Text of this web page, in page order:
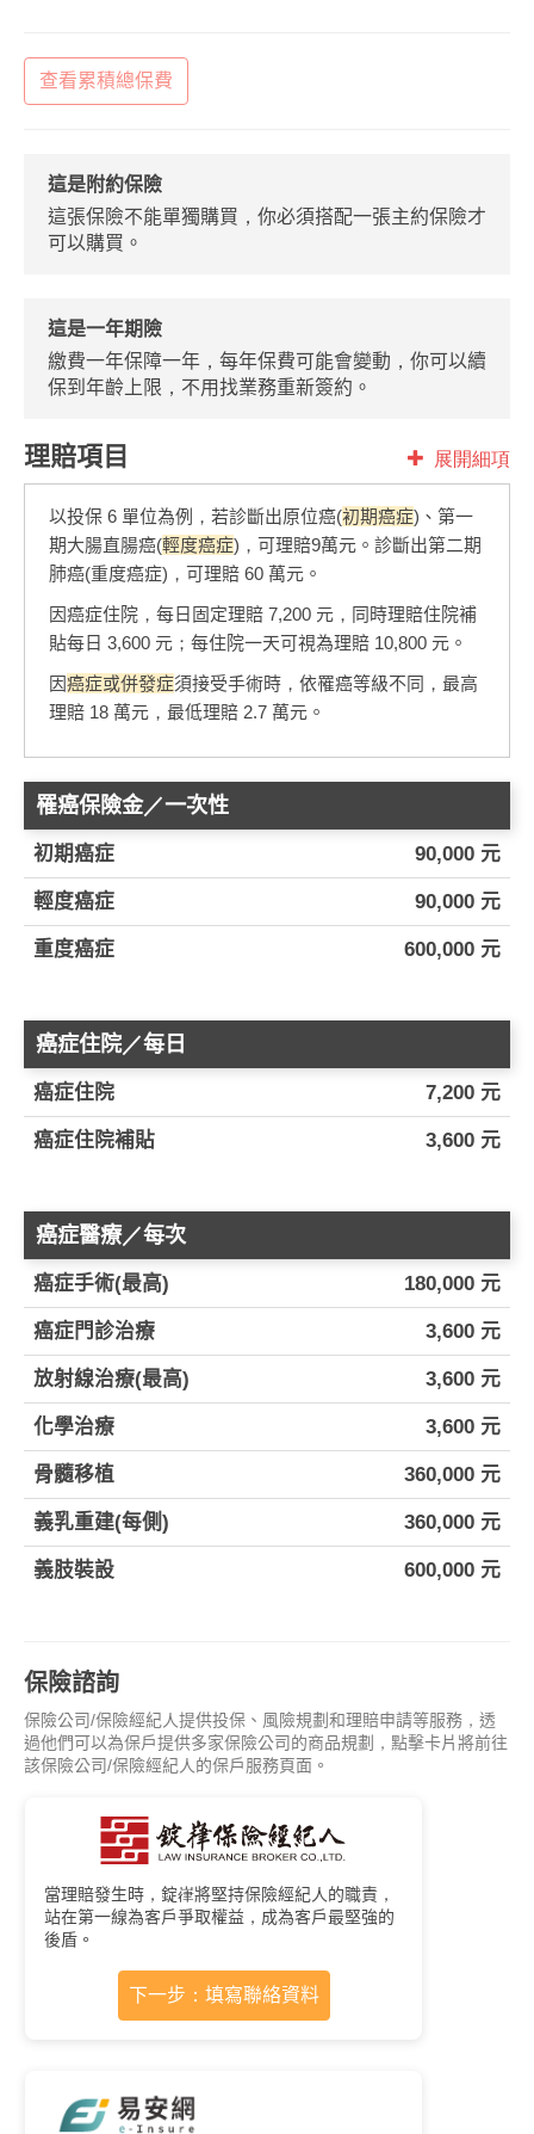
查看累積總保費
這是附約保險
這張保險不能單獨購買，你必須搭配一張主約保險才
可以購買。
這是一年期險
繳費一年保障一年，每年保費可能會變動，你可以續
保到年齡上限，不用找業務重新簽約。
理賠項目 展開細項
以投保 6 單位為例，若診斷出原位癌(初期癌症)、第一
期大腸直腸癌(輕度癌症)，可理賠9萬元。診斷出第二期
肺癌(重度癌症)，可理賠 60 萬元。
因癌症住院，每日固定理賠 7,200 元，同時理賠住院補
貼每日 3,600 元；每住院一天可視為理賠 10,800 元。
因癌症或併發症須接受手術時，依罹癌等級不同，最高
理賠 18 萬元，最低理賠 2.7 萬元。
罹癌保險金／一次性
初期癌症 90,000 元
輕度癌症 90,000 元
重度癌症 600,000 元
癌症住院／每日
癌症住院 7,200 元
癌症住院補貼 3,600 元
癌症醫療／每次
癌症手術(最高) 180,000 元
癌症門診治療 3,600 元
放射線治療(最高) 3,600 元
化學治療 3,600 元
骨髓移植 360,000 元
義乳重建(每側) 360,000 元
義肢裝設 600,000 元
保險諮詢
保險公司/保險經紀人提供投保、風險規劃和理賠申請等服務，透
過他們可以為保戶提供多家保險公司的商品規劃，點擊卡片將前往
該保險公司/保險經紀人的保戶服務頁面。
當理賠發生時，錠嵂將堅持保險經紀人的職責，
站在第一線為客戶爭取權益，成為客戶最堅強的
後盾。
下一步：填寫聯絡資料